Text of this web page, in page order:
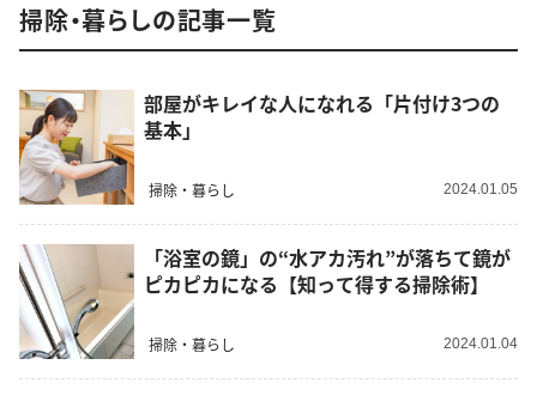
掃除・暮らしの記事一覧
部屋がキレイな人になれる「片付け3つの
基本」
掃除・暮らし 2024.01.05
「浴室の鏡」の“水アカ汚れ”が落ちて鏡が
ピカピカになる【知って得する掃除術】
掃除・暮らし 2024.01.04